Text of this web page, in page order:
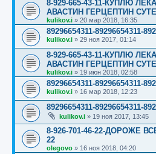
8-929-665-43-11-КУПЛЮ
АВАСТИН ГЕРЦЕПТИН
kulikov.i » 20 мар 2018, 16:35
89296654311-89296654311-
kulikov.i » 29 ноя 2017, 01:14
8-929-665-43-11-КУПЛЮ
АВАСТИН ГЕРЦЕПТИН
kulikov.i » 19 июн 2018, 02:58
89296654311-89296654311-
kulikov.i » 16 мар 2018, 12:23
89296654311-89296654311-
kulikov.i » 19 ноя 2017, 13:45
8-926-701-46-22-ДОРОЖЕ
22
olegovo » 16 ноя 2018, 04:20